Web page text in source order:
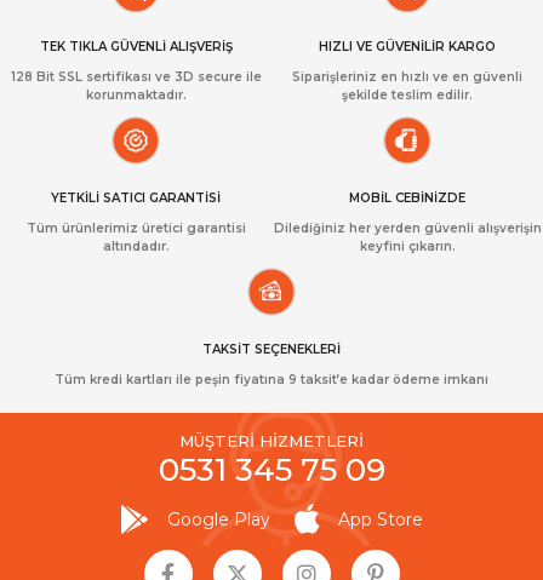
TEK TIKLA GÜVENLİ ALIŞVERİŞ
128 Bit SSL sertifikası ve 3D secure ile
korunmaktadır.
HIZLI VE GÜVENİLİR KARGO
Siparişleriniz en hızlı ve en güvenli
şekilde teslim edilir.
YETKİLİ SATICI GARANTİSİ
Tüm ürünlerimiz üretici garantisi
altındadır.
MOBİL CEBİNİZDE
Dilediğiniz her yerden güvenli alışverişin
keyfini çıkarın.
TAKSİT SEÇENEKLERİ
Tüm kredi kartları ile peşin fiyatına 9 taksit’e kadar ödeme imkanı
MÜŞTERİ HİZMETLERİ
0531 345 75 09
Google Play App Store